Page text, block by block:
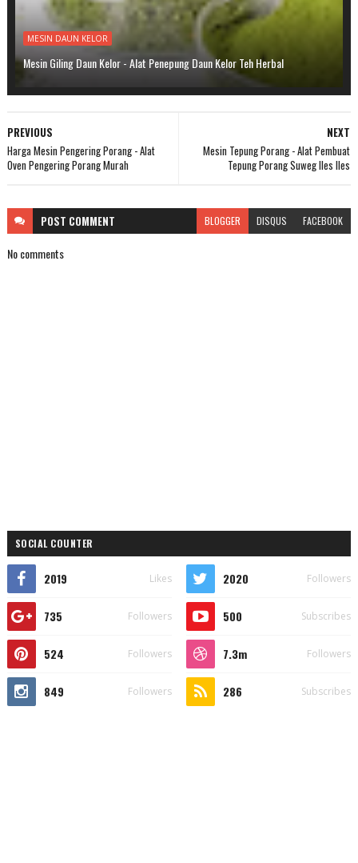
MESIN DAUN KELOR
Mesin Giling Daun Kelor - Alat Penepung Daun Kelor Teh Herbal
NEXT
Mesin Tepung Porang - Alat Pembuat
Tepung Porang Suweg Iles Iles
PREVIOUS
Harga Mesin Pengering Porang - Alat
Oven Pengering Porang Murah
POST COMMENT BLOGGER DISQUS FACEBOOK
No comments
SOCIAL COUNTER
2019 Likes 2020 Followers
735 Followers 500 Subscribes
524 Followers 7.3m Followers
849 Followers 286 Subscribes